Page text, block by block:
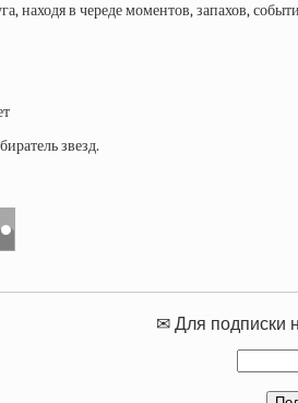
находя в череде моментов, запахов,
звезд.
✉ Для подписки